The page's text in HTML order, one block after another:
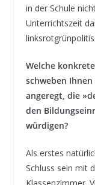
in der Schule
Unterrichtszeit
Welche
schweben
angeregt, die
den
würdigen?
Als erstes
Schluss sein mit